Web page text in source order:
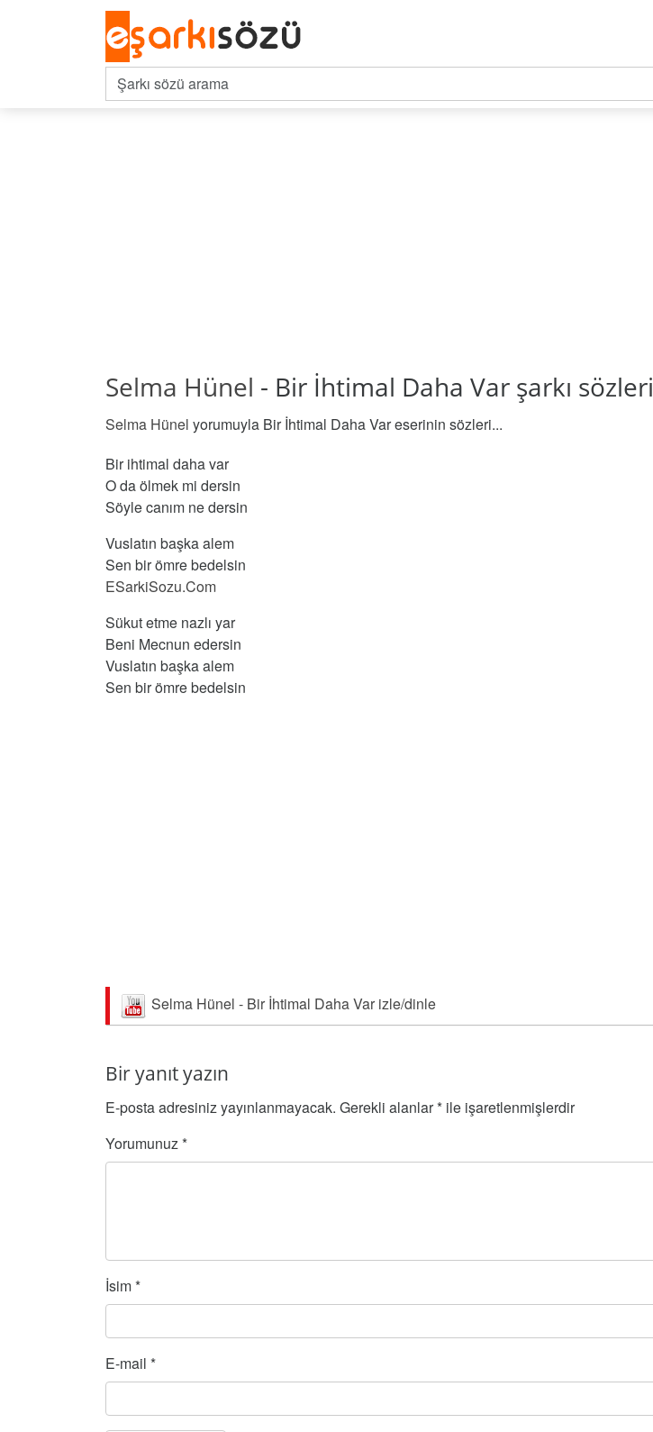
Selma Hünel - Bir İhtimal Daha Var şarkı sözleri
Selma Hünel yorumuyla Bir İhtimal Daha Var eserinin sözleri...
Bir ihtimal daha var
O da ölmek mi dersin
Söyle canım ne dersin
Vuslatın başka alem
Sen bir ömre bedelsin
ESarkiSozu.Com
Sükut etme nazlı yar
Beni Mecnun edersin
Vuslatın başka alem
Sen bir ömre bedelsin
Selma Hünel - Bir İhtimal Daha Var izle/dinle
Bir yanıt yazın
E-posta adresiniz yayınlanmayacak. Gerekli alanlar* ile işaretlenmişlerdir
Yorumunuz*
İsim*
E-mail *